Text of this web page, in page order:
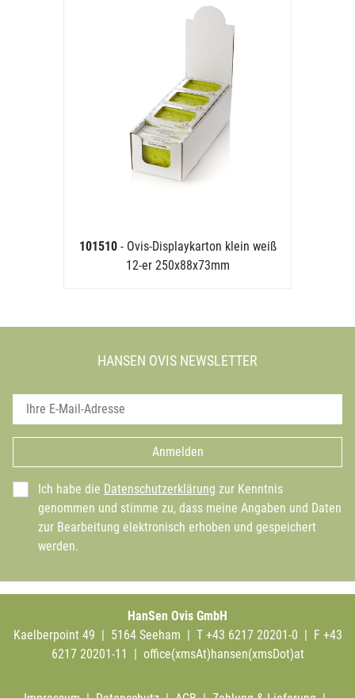
101510 - Ovis-Displaykarton klein weiß
12-er 250x88x73mm
HANSEN OVIS NEWSLETTER
Anmelden
Ich habe die Datenschutzerklärung zur Kenntnis
genommen und stimme zu, dass meine Angaben und Daten
zur Bearbeitung elektronisch erhoben und gespeichert
werden.
HanSen Ovis GmbH
Kaelberpoint 49 | 5164 Seeham | T +43 6217 20201-0 | F +43
6217 20201-11 | office(xmsAt)hansen(xmsDot)at